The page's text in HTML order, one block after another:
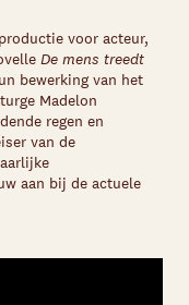
voor acteur,
De mens treedt
bewerking van het
Madelon
regen en
van de
aan bij de actuele